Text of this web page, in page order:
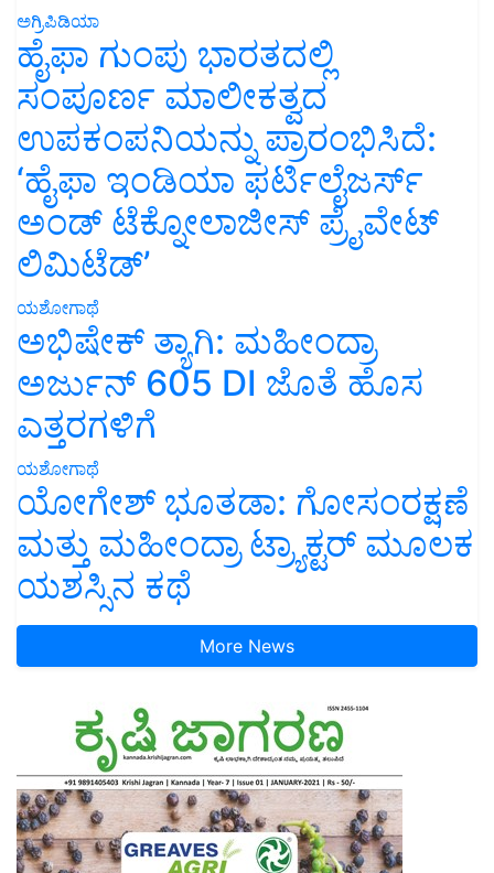
ಅಗ್ರಿಪಿಡಿಯಾ
ಹೈಫಾ ಗುಂಪು ಭಾರತದಲ್ಲಿ
ಸಂಪೂರ್ಣ ಮಾಲೀಕತ್ವದ
ಉಪಕಂಪನಿಯನ್ನು ಪ್ರಾರಂಭಿಸಿದೆ:
‘ಹೈಫಾ ಇಂಡಿಯಾ ಫರ್ಟಿಲೈಜರ್ಸ್
ಅಂಡ್ ಟೆಕ್ನೋಲಾಜೀಸ್ ಪ್ರೈವೇಟ್
ಲಿಮಿಟೆಡ್’
ಯಶೋಗಾಥೆ
ಅಭಿಷೇಕ್ ತ್ಯಾಗಿ: ಮಹೀಂದ್ರಾ
ಅರ್ಜುನ್ 605 DI ಜೊತೆ ಹೊಸ
ಎತ್ತರಗಳಿಗೆ
ಯಶೋಗಾಥೆ
ಯೋಗೇಶ್ ಭೂತಡಾ: ಗೋಸಂರಕ್ಷಣೆ
ಮತ್ತು ಮಹೀಂದ್ರಾ ಟ್ರ್ಯಾಕ್ಟರ್ ಮೂಲಕ
ಯಶಸ್ಸಿನ ಕಥೆ
More News